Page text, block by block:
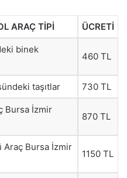
ARAÇ TİPİ ÜCRETİ
binek
460 TL
taşıtlar 730 TL
Bursa İzmir
870 TL
Araç Bursa İzmir
1150 TL